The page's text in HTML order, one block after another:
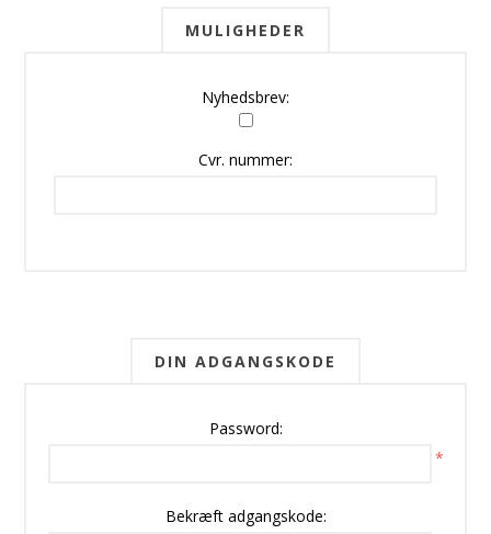
MULIGHEDER
Nyhedsbrev:
Cvr. nummer:
DIN ADGANGSKODE
Password:
*
Bekræft adgangskode: